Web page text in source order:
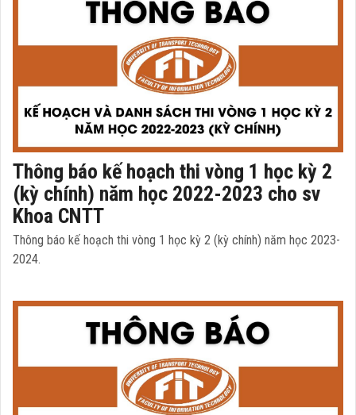
Thông báo kế hoạch thi vòng 1 học kỳ 2
(kỳ chính) năm học 2022-2023 cho sv
Khoa CNTT
Thông báo kế hoạch thi vòng 1 học kỳ 2 (kỳ chính) năm học 2023-
2024.